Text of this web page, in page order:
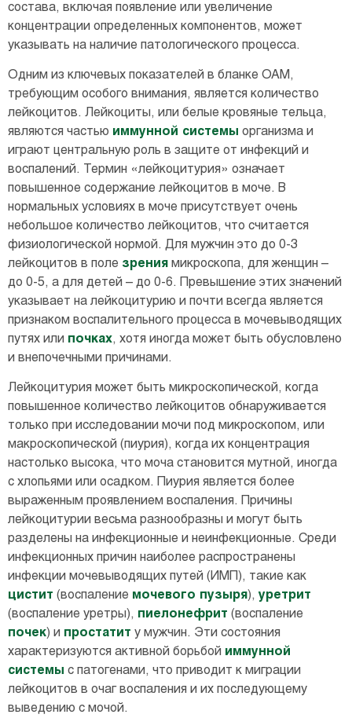
состава, включая появление или увеличение
концентрации определенных компонентов, может
указывать на наличие патологического процесса.
Одним из ключевых показателей в бланке ОАМ,
требующим особого внимания, является количество
лейкоцитов. Лейкоциты, или белые кровяные тельца,
являются частью иммунной системы организма и
играют центральную роль в защите от инфекций и
воспалений. Термин «лейкоцитурия» означает
повышенное содержание лейкоцитов в моче. В
нормальных условиях в моче присутствует очень
небольшое количество лейкоцитов, что считается
физиологической нормой. Для мужчин это до 0-3
лейкоцитов в поле зрения микроскопа, для женщин –
до 0-5, а для детей – до 0-6. Превышение этих значений
указывает на лейкоцитурию и почти всегда является
признаком воспалительного процесса в мочевыводящих
путях или почках, хотя иногда может быть обусловлено
и внепочечными причинами.
Лейкоцитурия может быть микроскопической, когда
повышенное количество лейкоцитов обнаруживается
только при исследовании мочи под микроскопом, или
макроскопической (пиурия), когда их концентрация
настолько высока, что моча становится мутной, иногда
с хлопьями или осадком. Пиурия является более
выраженным проявлением воспаления. Причины
лейкоцитурии весьма разнообразны и могут быть
разделены на инфекционные и неинфекционные. Среди
инфекционных причин наиболее распространены
инфекции мочевыводящих путей (ИМП), такие как
цистит (воспаление мочевого пузыря),уретрит
(воспаление уретры), пиелонефрит (воспаление
почек) и простатит у мужчин. Эти состояния
характеризуются активной борьбой иммунной
системы с патогенами, что приводит к миграции
лейкоцитов в очаг воспаления и их последующему
выведению с мочой.